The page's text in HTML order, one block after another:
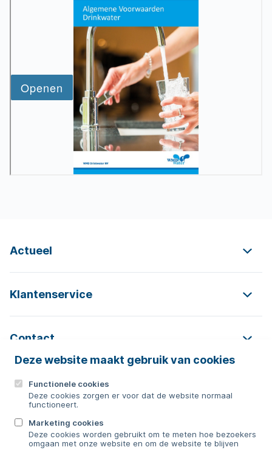
Deze website maakt gebruik van cookies
Functionele cookies
Deze cookies zorgen er voor dat de website normaal
functioneert.
Marketing cookies
Deze cookies worden gebruikt om te meten hoe bezoekers
omgaan met onze website en om de website te blijven
Actueel
Klantenservice
Contact
Contact
Bericht sturen